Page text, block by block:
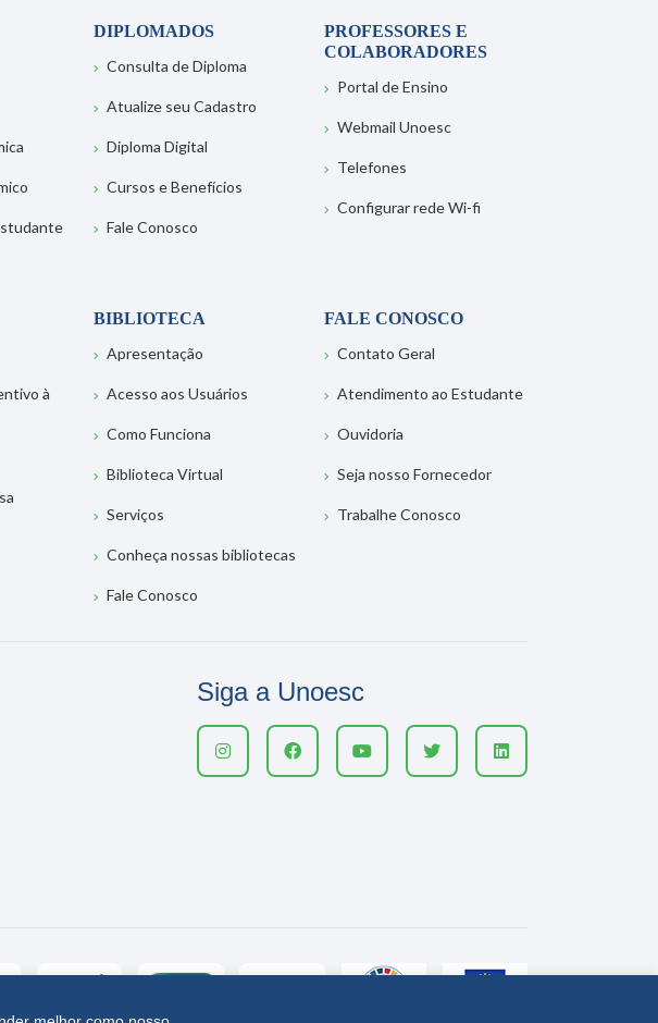
DIPLOMADOS
Consulta de Diploma
Atualize seu Cadastro
Diploma Digital
Cursos e Benefícios
Fale Conosco
PROFESSORES E
COLABORADORES
Portal de Ensino
Webmail Unoesc
Telefones
Configurar rede Wi-fi
à
BIBLIOTECA
Apresentação
Acesso aos Usuários
Como Funciona
Biblioteca Virtual
Serviços
Conheça nossas bibliotecas
Fale Conosco
FALE CONOSCO
Contato Geral
Atendimento ao Estudante
Ouvidoria
Seja nosso Fornecedor
Trabalhe Conosco
Siga a Unoesc